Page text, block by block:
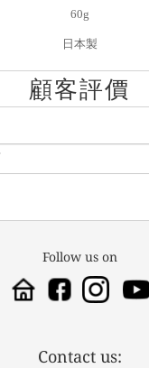
60g
日本製
顧客評價
Follow us on
Contact us: